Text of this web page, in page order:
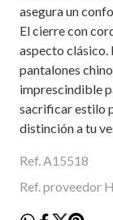
asegura un
El cierre con
aspecto clásico.
pantalones
imprescindible
sacrificar estilo
distinción a tu
Ref. A15518
Ref. proveedor